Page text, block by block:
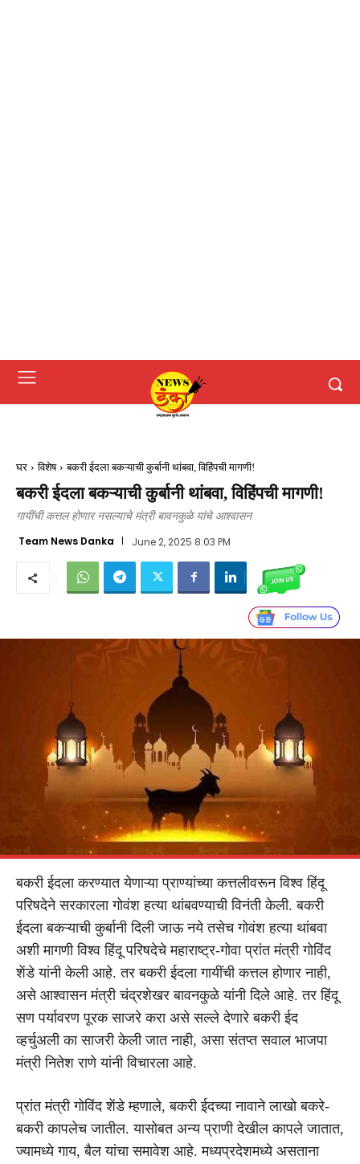
घर विशेष बकरी ईदला बकऱ्याची कुर्बानी थांबवा, विहिंपची मागणी!
बकरी ईदला बकऱ्याची कुर्बानी थांबवा, विहिंपची मागणी!
गायींची कत्तल होणार नसल्याचे मंत्री बावनकुळे यांचे आश्वासन
Team News Danka June 2, 2025 8:03 PM
बकरी ईदला करण्यात येणाऱ्या प्राण्यांच्या कत्तलीवरून विश्व हिंदू
परिषदेने सरकारला गोवंश हत्या थांबवण्याची विनंती केली. बकरी
ईदला बकऱ्याची कुर्बानी दिली जाऊ नये तसेच गोवंश हत्या थांबवा
अशी मागणी विश्व हिंदू परिषदेचे महाराष्ट्र-गोवा प्रांत मंत्री गोविंद
शेंडे यांनी केली आहे. तर बकरी ईदला गायींची कत्तल होणार नाही,
असे आश्वासन मंत्री चंद्रशेखर बावनकुळे यांनी दिले आहे. तर हिंदू
सण पर्यावरण पूरक साजरे करा असे सल्ले देणारे बकरी ईद
व्हर्चुअली का साजरी केली जात नाही, असा संतप्त सवाल भाजपा
मंत्री नितेश राणे यांनी विचारला आहे.
प्रांत मंत्री गोविंद शेंडे म्हणाले, बकरी ईदच्या नावाने लाखो बकरे-
बकरी कापलेच जातील. यासोबत अन्य प्राणी देखील कापले जातात,
ज्यामध्ये गाय, बैल यांचा समावेश आहे. मध्यप्रदेशमध्ये असताना